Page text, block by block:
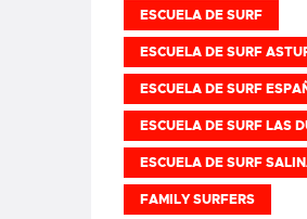
ESCUELA DE SURF
ESCUELA DE SURF
ESCUELA DE SURF
ESCUELA DE SURF LAS
ESCUELA DE SURF
FAMILY SURFERS